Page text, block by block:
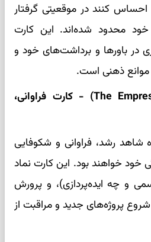
کنند در موقعیتی گرفتار
خود محدود شده‌اند. این کارت
در باورها و برداشت‌های خود و
موانع ذهنی است.
مرداد : امپراتریس (The Empress) - کارت فراوانی،
شاهد رشد، فراوانی و شکوفایی
خود خواهند بود. این کارت نماد
و چه ایده‌پردازی)، و پرورش
پروژه‌های جدید و مراقبت از